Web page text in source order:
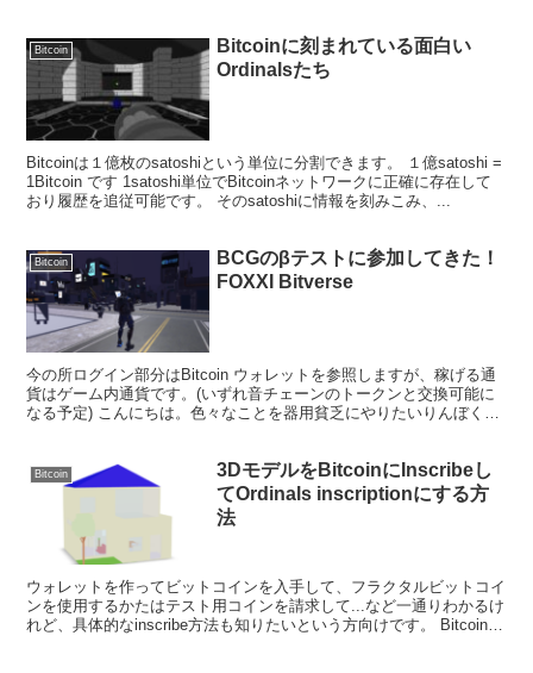
Bitcoin
Bitcoinに刻まれている面白い
Ordinalsたち
Bitcoinは１億枚のsatoshiという単位に分割できます。 １億satoshi =
1Bitcoin です 1satoshi単位でBitcoinネットワークに正確に存在して
おり履歴を追従可能です。 そのsatoshiに情報を刻みこみ、...
Bitcoin
BCGのβテストに参加してきた！
FOXXI Bitverse
今の所ログイン部分はBitcoin ウォレットを参照しますが、稼げる通
貨はゲーム内通貨です。(いずれ音チェーンのトークンと交換可能に
なる予定) こんにちは。色々なことを器用貧乏にやりたいりんぼくで
Bitcoin
3DモデルをBitcoinにInscribeし
てOrdinals inscriptionにする方
法
ウォレットを作ってビットコインを入手して、フラクタルビットコイ
ンを使用するかたはテスト用コインを請求して...など一通りわかるけ
れど、具体的なinscribe方法も知りたいという方向けです。 Bitcoinに